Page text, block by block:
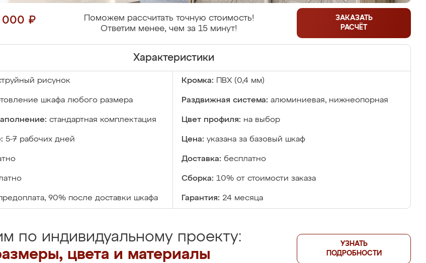
000 ₽
Поможем рассчитать точную стоимость!
Ответим менее, чем за 15 минут!
ЗАКАЗАТЬ
РАСЧЁТ
Характеристики
рисунок Кромка: ПВХ (0,4 мм)
шкафа любого размера Раздвижная система: алюминиевая, нижнеопорная
стандартная комплектация Цвет профиля: на выбор
5-7 рабочих дней Цена: указана за базовый шкаф
Доставка: бесплатно
Сборка: 10% от стоимости заказа
90% после доставки шкафа Гарантия: 24 месяца
по индивидуальному проекту:
цвета и материалы
УЗНАТЬ
ПОДРОБНОСТИ